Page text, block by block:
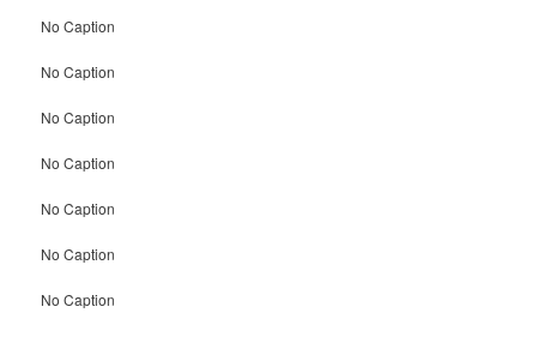
No Caption
No Caption
No Caption
No Caption
No Caption
No Caption
No Caption